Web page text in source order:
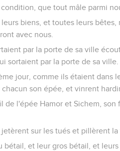
que tout mâle parmi
biens, et toutes leurs
avec nous.
par la porte de sa ville
sortaient par la porte de sa ville.
jour, comme ils étaient dans
son épée, et vinrent
de l'épée Hamor et Sichem,
jetèrent sur les tués et pillèrent
bétail, et leur gros bétail, et